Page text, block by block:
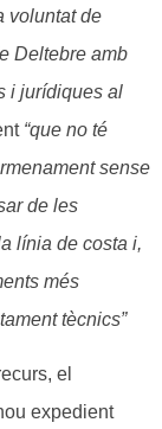
voluntat de
Deltebre amb
i jurídiques al
“que no té
sense
de les
línia de costa i,
més
tècnics”
el
expedient